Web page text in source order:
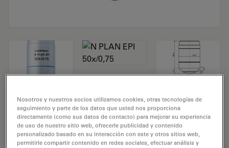
Objetivo de microscopio N PLAN EPI
50x/0,75
N.º de producto 11566072
Nosotros y nuestros socios utilizamos cookies, otras tecnologías de
seguimiento y parte de los datos que usted nos proporciona
directamente (como sus datos de contacto) para mejorar su experiencia
de uso de nuestro sitio web, ofrecerle publicidad y contenido
personalizado basado en su interacción con este y otros sitios web,
permitirle compartir contenido en redes sociales, efectuar análisis y